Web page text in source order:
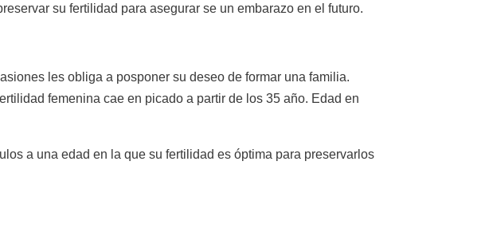
su fertilidad para asegurar se un embarazo en el futuro.
les obliga a posponer su deseo de formar una familia.
femenina cae en picado a partir de los 35 año. Edad en
a una edad en la que su fertilidad es óptima para preservarlos